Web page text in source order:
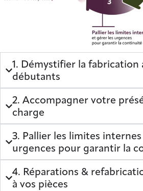
1. Démystifier la
débutants
2. Accompagner votre
charge
3. Pallier les limites
urgences pour garantir la
4. Réparations &
à vos pièces